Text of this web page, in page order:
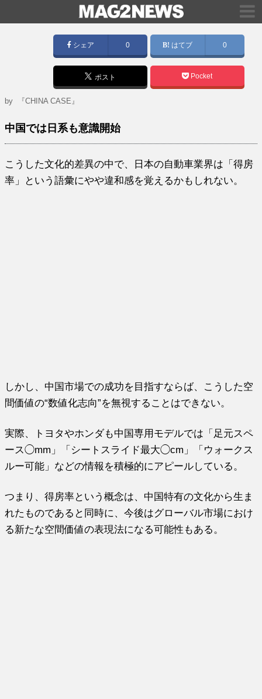
シェア 0 はてブ 0
ポスト Pocket
by 『CHINA CASE』
中国では日系も意識開始
こうした文化的差異の中で、日本の自動車業界は「得房
率」という語彙にやや違和感を覚えるかもしれない。
しかし、中国市場での成功を目指すならば、こうした空
間価値の“数値化志向”を無視することはできない。
実際、トヨタやホンダも中国専用モデルでは「足元スペ
ース◯mm」「シートスライド最大◯cm」「ウォークス
ルー可能」などの情報を積極的にアピールしている。
つまり、得房率という概念は、中国特有の文化から生ま
れたものであると同時に、今後はグローバル市場におけ
る新たな空間価値の表現法になる可能性もある。